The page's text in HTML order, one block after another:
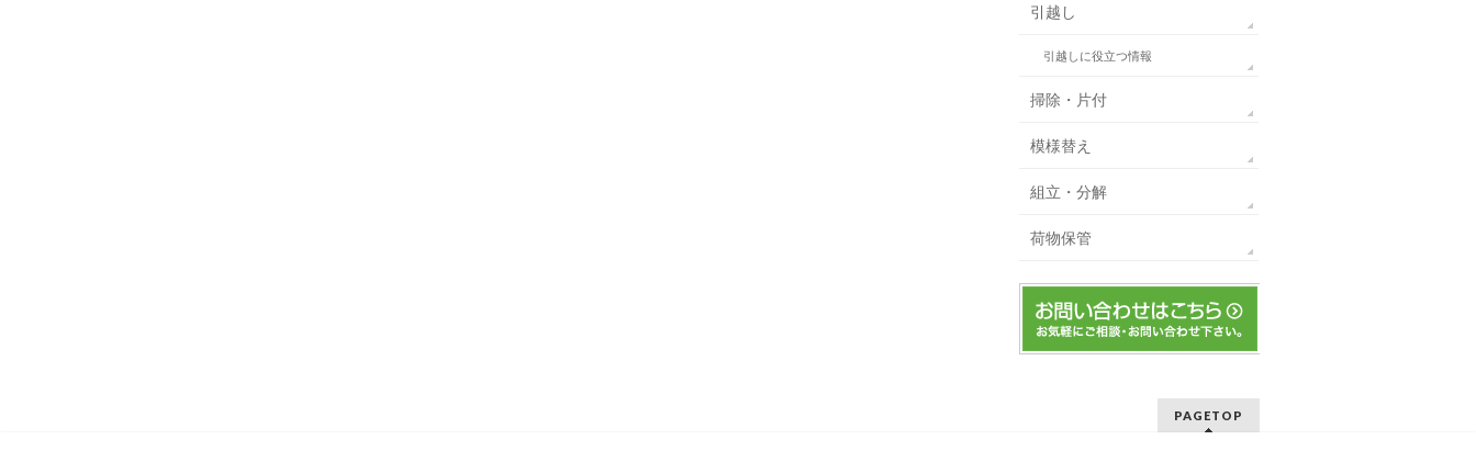
引越し
引越しに役立つ情報
掃除・片付
模様替え
組立・分解
荷物保管
PAGETOP